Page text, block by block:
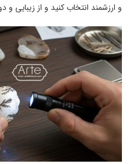
و ارزشمند انتخاب کنید و از زیبایی و